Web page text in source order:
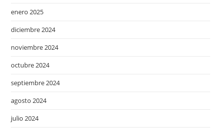
enero 2025
diciembre 2024
noviembre 2024
octubre 2024
septiembre 2024
agosto 2024
julio 2024